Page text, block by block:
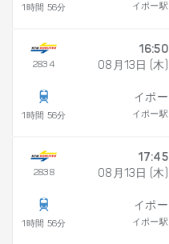
1時間 56分 イポー駅
2834
1時間 56分
16:50
08月13日 (木)
イポー
イポー駅
2838
1時間 56分
17:45
08月13日 (木)
イポー
イポー駅